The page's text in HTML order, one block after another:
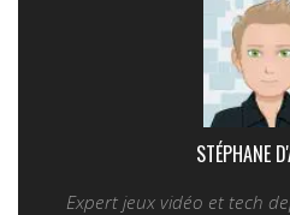
STÉPHANE
Expert jeux vidéo et tech